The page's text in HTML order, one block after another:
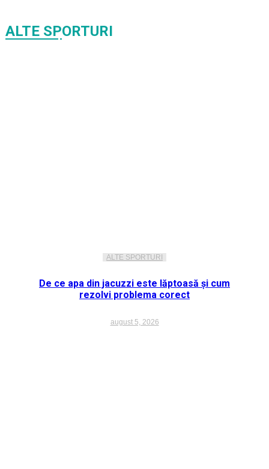
ALTE SPORTURI
ALTE SPORTURI
De ce apa din jacuzzi este lăptoasă și cum
rezolvi problema corect
august 5, 2026